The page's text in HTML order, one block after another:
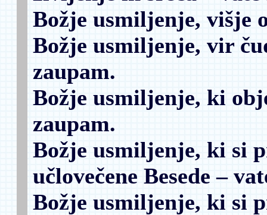
Božje usmiljenje, višje
Božje usmiljenje, vir
zaupam.
Božje usmiljenje, ki
zaupam.
Božje usmiljenje, ki si
učlovečene Besede –
Božje usmiljenje, ki si